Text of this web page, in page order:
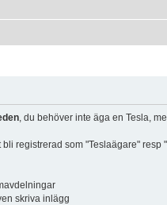
, du behöver inte äga en Tesla,
registrerad som "Teslaägare"
skriva inlägg